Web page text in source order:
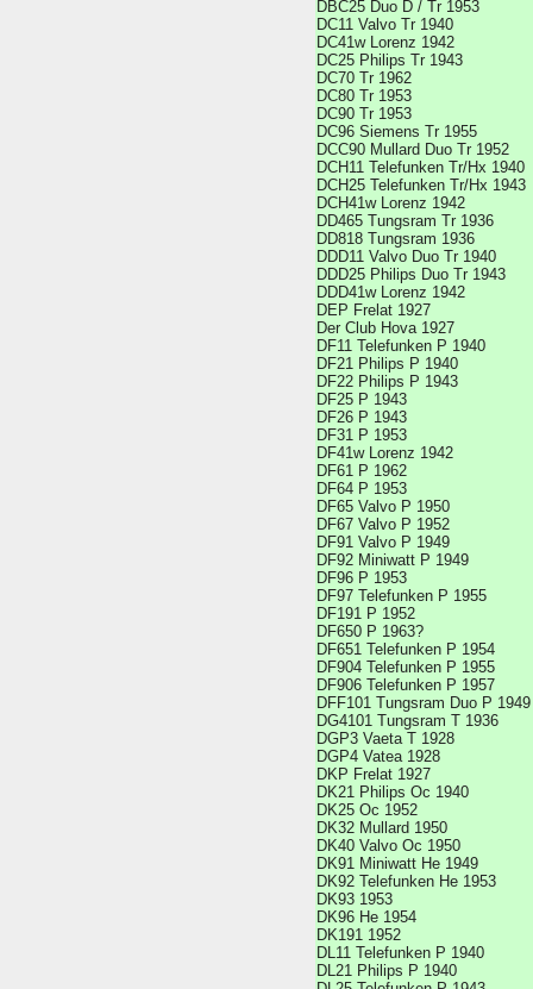
DBC25 Duo D / Tr 1953
DC11 Valvo Tr 1940
DC41w Lorenz 1942
DC25 Philips Tr 1943
DC70 Tr 1962
DC80 Tr 1953
DC90 Tr 1953
DC96 Siemens Tr 1955
DCC90 Mullard Duo Tr 1952
DCH11 Telefunken Tr/Hx 1940
DCH25 Telefunken Tr/Hx 1943
DCH41w Lorenz 1942
DD465 Tungsram Tr 1936
DD818 Tungsram 1936
DDD11 Valvo Duo Tr 1940
DDD25 Philips Duo Tr 1943
DDD41w Lorenz 1942
DEP Frelat 1927
Der Club Hova 1927
DF11 Telefunken P 1940
DF21 Philips P 1940
DF22 Philips P 1943
DF25 P 1943
DF26 P 1943
DF31 P 1953
DF41w Lorenz 1942
DF61 P 1962
DF64 P 1953
DF65 Valvo P 1950
DF67 Valvo P 1952
DF91 Valvo P 1949
DF92 Miniwatt P 1949
DF96 P 1953
DF97 Telefunken P 1955
DF191 P 1952
DF650 P 1963?
DF651 Telefunken P 1954
DF904 Telefunken P 1955
DF906 Telefunken P 1957
DFF101 Tungsram Duo P 1949
DG4101 Tungsram T 1936
DGP3 Vaeta T 1928
DGP4 Vatea 1928
DKP Frelat 1927
DK21 Philips Oc 1940
DK25 Oc 1952
DK32 Mullard 1950
DK40 Valvo Oc 1950
DK91 Miniwatt He 1949
DK92 Telefunken He 1953
DK93 1953
DK96 He 1954
DK191 1952
DL11 Telefunken P 1940
DL21 Philips P 1940